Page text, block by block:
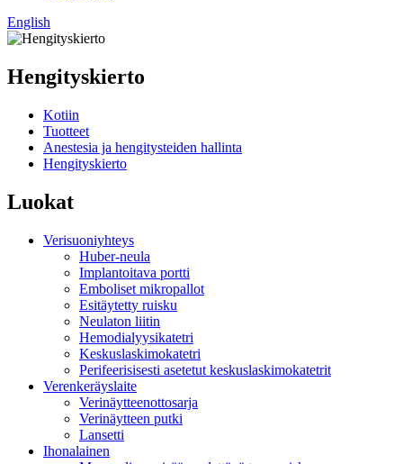
English
Hengityskierto
Kotiin
Tuotteet
Anestesia ja hengitysteiden hallinta
Hengityskierto
Luokat
Verisuoniyhteys
Huber-neula
Implantoitava portti
Emboliset mikropallot
Esitäytetty ruisku
Neulaton liitin
Hemodialyysikatetri
Keskuslaskimokatetri
Perifeerisisesti asetetut keskuslaskimokatetrit
Verenkeräyslaite
Verinäytteenottosarja
Verinäytteen putki
Lansetti
Ihonalainen